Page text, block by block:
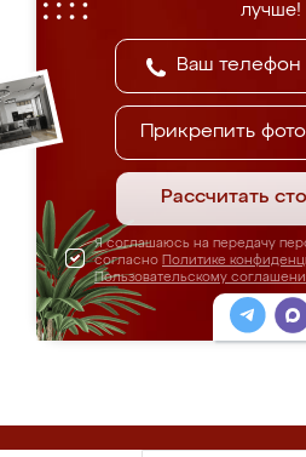
лучше!
Прикрепить фото
Рассчитать
Я соглашаюсь на передачу
согласно Политике
Пользовательскому